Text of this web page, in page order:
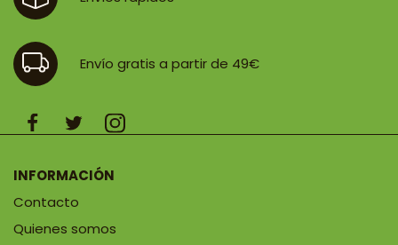
Envío gratis a partir de 49€
INFORMACIÓN
Contacto
Quienes somos